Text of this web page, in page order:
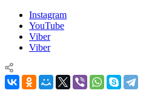
Instagram
YouTube
Viber
Viber